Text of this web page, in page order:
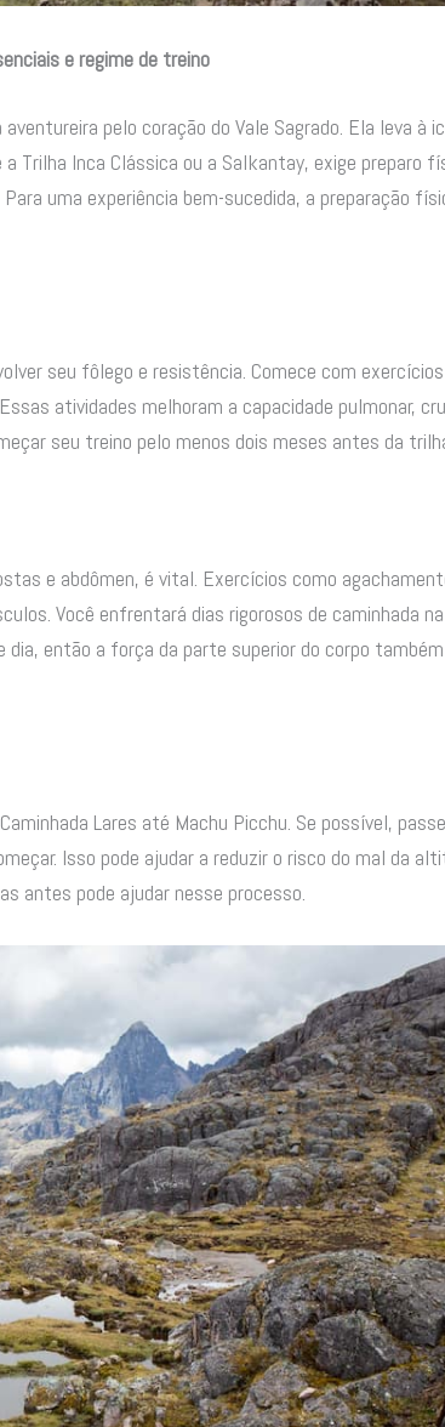
e regime de treino
pelo coração do Vale Sagrado. Ela leva à
Trilha Inca Clássica ou a Salkantay, exige preparo
uma experiência bem-sucedida, a preparação
seu fôlego e resistência. Comece com exercícios
atividades melhoram a capacidade pulmonar,
seu treino pelo menos dois meses antes da
e abdômen, é vital. Exercícios como
Você enfrentará dias rigorosos de caminhada
dia, então a força da parte superior do corpo
Lares até Machu Picchu. Se possível,
Isso pode ajudar a reduzir o risco do mal da
antes pode ajudar nesse processo.